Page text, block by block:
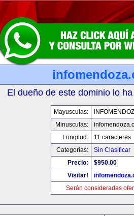
El dueño de este dominio lo
Mayusculas:
Minusculas:
Longitud:
11 caracteres
Categorias:
Sin Clasificar
Precio:
$950.00
Visitar!
Serán consideradas